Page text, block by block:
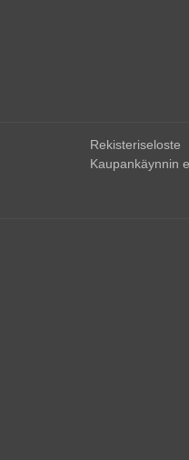
Rekisteriseloste
Kaupankäynnin